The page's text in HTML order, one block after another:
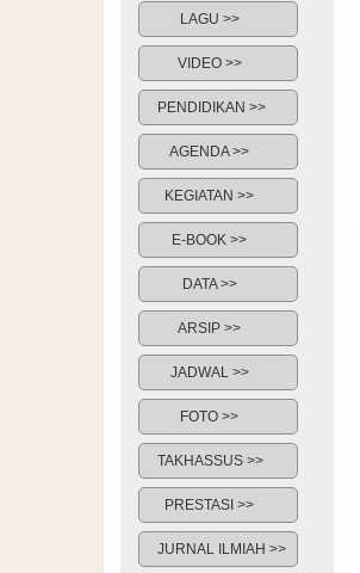
LAGU >>
VIDEO >>
PENDIDIKAN >>
AGENDA >>
KEGIATAN >>
E-BOOK >>
DATA >>
ARSIP >>
JADWAL >>
FOTO >>
TAKHASSUS >>
PRESTASI >>
JURNAL ILMIAH >>